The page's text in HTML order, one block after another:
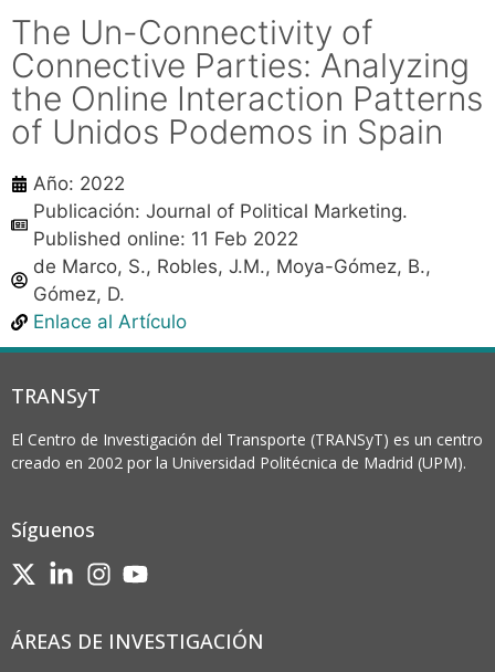
The Un-Connectivity of
Connective Parties: Analyzing
the Online Interaction Patterns
of Unidos Podemos in Spain
Año: 2022
Publicación: Journal of Political Marketing.
Published online: 11 Feb 2022
de Marco, S., Robles, J.M., Moya-Gómez, B.,
Gómez, D.
Enlace al Artículo
TRANSyT
El Centro de Investigación del Transporte (TRANSyT) es un centro
creado en 2002 por la Universidad Politécnica de Madrid (UPM).
Síguenos
ÁREAS DE INVESTIGACIÓN